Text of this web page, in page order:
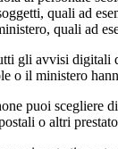
quali ad
quali ad
gli avvisi digitali
o il ministero
puoi scegliere
o altri